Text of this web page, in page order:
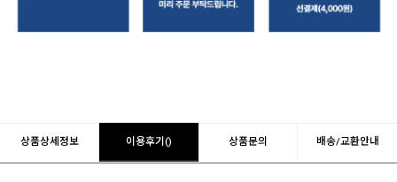
상품상세정보 이용후기() 상품문의 배송/교환안내